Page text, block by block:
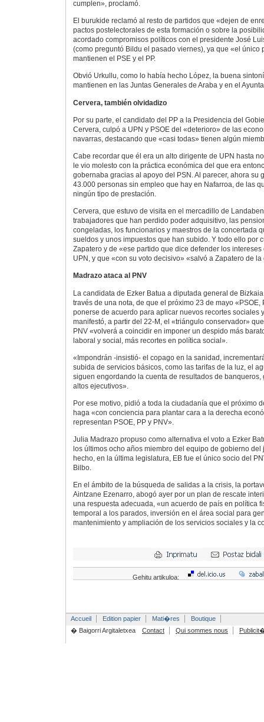
cumplen», proclamó.
El burukide reclamó al resto de partidos que «dejen de
pactos postelectorales de esta formación o sobre la
acordado compromisos políticos con el presidente José
(como preguntó Bildu el pasado viernes), ya que «el único
mantienen el PSE y el PP.
Obvió Urkullu, como lo había hecho López, la buena
mantienen en las Juntas Generales de Araba y en el
Cervera, también olvidadizo
Por su parte, el candidato del PP a la Presidencia del
Cervera, culpó a UPN y PSOE del «deterioro» de las
navarras, destacando que «casi todas» tienen algún
Cabe recordar que él era un alto dirigente de UPN hasta
le vio molesto con la práctica económica del que era
gobernaba gracias al apoyo del PSN. Al parecer, ahora su
43.000 personas sin empleo que hay en Nafarroa, de las
ningún tipo de prestación.
Cervera, que estuvo de visita en el mercadillo de
trabajadores que han perdido poder adquisitivo, las
congeladas, los funcionarios y maestros de la concertada
sueldos y unos impuestos que han subido. Y todo ello por
Zapatero y de «ese partido que dice defender los
UPN, y que «con su voto decisivo» «salvó a Zapatero de la
Madrazo ataca al PNV
La candidata de Ezker Batua a diputada general de
través de una nota, de que el próximo 23 de mayo «PSOE,
ponerse de acuerdo para aplicar nuevos recortes sociales
manifestó, a partir del 22-M, el «triángulo conservador»
PNV «volverá a coincidir en imponer un despido más
laboral y social, más recortes en política social».
«Impondrán -insistió- el copago en la sanidad,
subida de servicios básicos, como las tarifas de la luz, el
siguen engordando la cuenta de resultados de banqueros,
altos ejecutivos».
Por ese motivo, pidió a toda la ciudadanía que el próximo
haga «con conciencia para plantar cara a la derecha
representan PSOE, PP y PNV».
Julia Madrazo propuso como alternativa el voto a Ezker
los últimos ocho años miembro del equipo de gobierno del
hecho, en la última legislatura, EB fue el único socio del
Bilbo.
En el ámbito de la búsqueda de salidas a la crisis, la
Aintzane Ezenarro, abogó ayer por un plan de rescate
una respuesta adecuada, «un acuerdo de país en política
temporal a los parados, inversión en el área social para
mantenimiento y ampliación de los servicios sociales y la
Gehitu artikuloa:
Accueil Edition papier Mati�res
Boutique
� Baigorri Argitaletxea
Contact Qui sommes nous